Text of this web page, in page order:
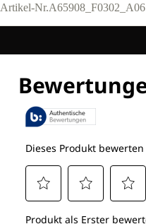
Artikel-Nr.A65908_F0302_A06